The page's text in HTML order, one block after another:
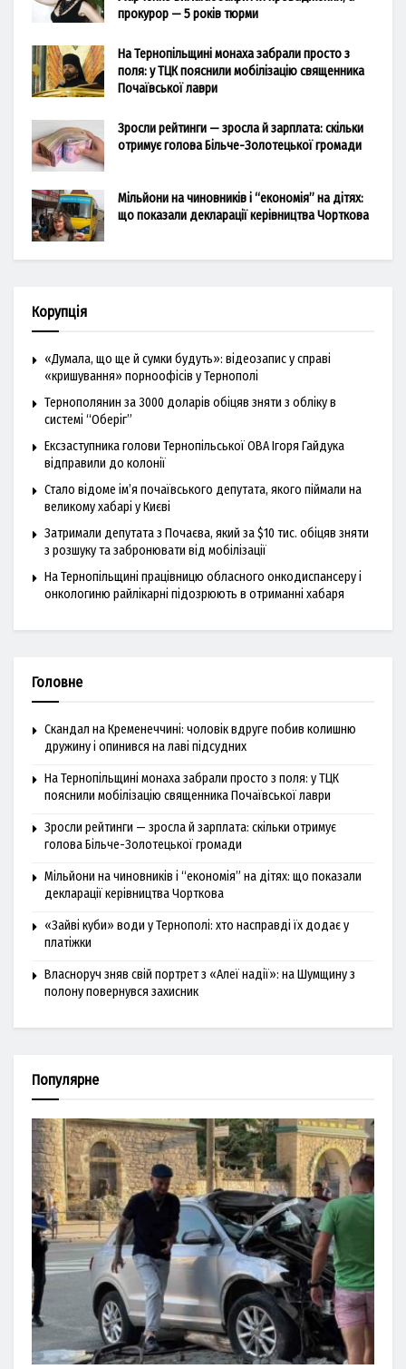
прокурор — 5 років тюрми
На Тернопільщині монаха забрали просто з
поля: у ТЦК пояснили мобілізацію священника
Почаївської лаври
Зросли рейтинги — зросла й зарплата: скільки
отримує голова Більче-Золотецької громади
Мільйони на чиновників і “економія” на дітях:
що показали декларації керівництва Чорткова
Корупція
«Думала, що ще й сумки будуть»: відеозапис у справі
«кришування» порноофісів у Тернополі
Тернополянин за 3000 доларів обіцяв зняти з обліку в
системі “Оберіг”
Ексзаступника голови Тернопільської ОВА Ігоря Гайдука
відправили до колонії
Стало відоме ім’я почаївського депутата, якого піймали на
великому хабарі у Києві
Затримали депутата з Почаєва, який за $10 тис. обіцяв зняти
з розшуку та забронювати від мобілізації
На Тернопільщині працівницю обласного онкодиспансеру і
онкологиню райлікарні підозрюють в отриманні хабаря
Головне
Скандал на Кременеччині: чоловік вдруге побив колишню
дружину і опинився на лаві підсудних
На Тернопільщині монаха забрали просто з поля: у ТЦК
пояснили мобілізацію священника Почаївської лаври
Зросли рейтинги — зросла й зарплата: скільки отримує
голова Більче-Золотецької громади
Мільйони на чиновників і “економія” на дітях: що показали
декларації керівництва Чорткова
«Зайві куби» води у Тернополі: хто насправді їх додає у
платіжки
Власноруч зняв свій портрет з «Алеї надії»: на Шумщину з
полону повернувся захисник
Популярне